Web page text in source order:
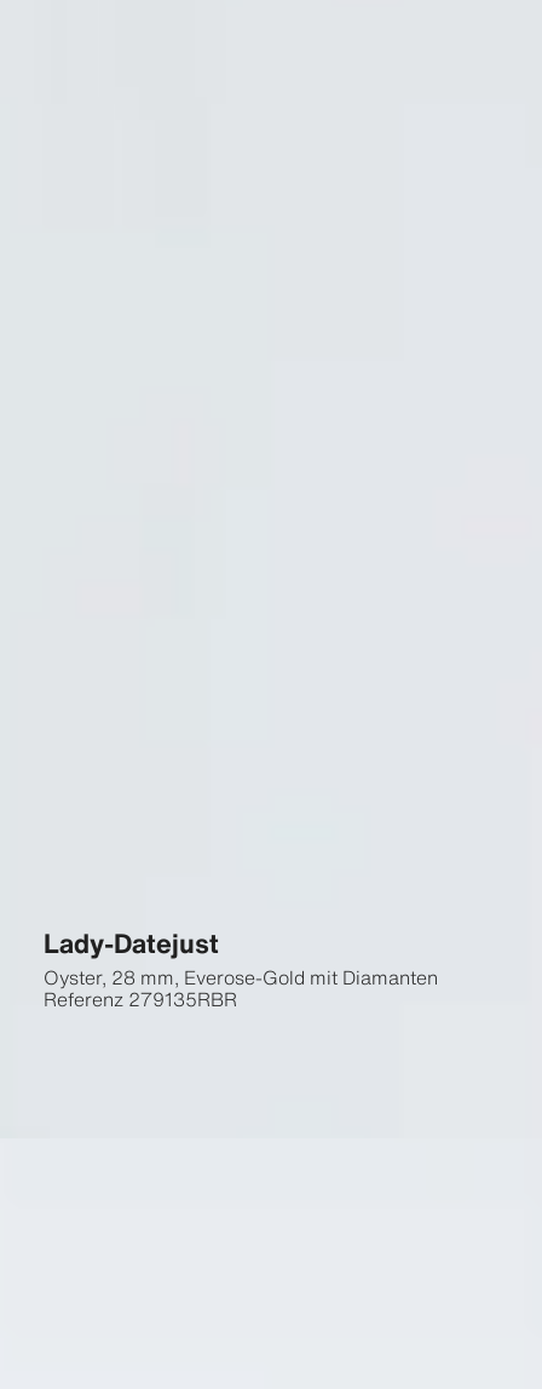
Lady-Datejust
Oyster, 28 mm, Everose-Gold mit Diamanten
Referenz 279135RBR